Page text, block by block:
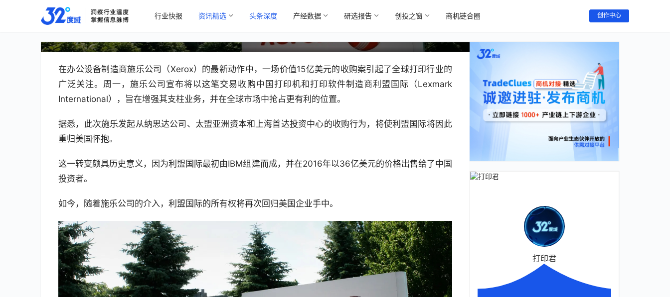
行业快报 资讯精选 头条深度 产经数据 研选报告 创投之窗 商机链合圈 创作中心
施乐15亿美元收购利盟国际，纳思达终归守不住？
在办公设备制造商施乐公司（Xerox）的最新动作中，一场价值15亿美元的收购案引起了全球打印行业的
广泛关注。周一，施乐公司宣布将以这笔交易收购中国打印机和打印软件制造商利盟国际（Lexmark
International），旨在增强其支柱业务，并在全球市场中抢占更有利的位置。
据悉，此次施乐发起从纳思达公司、太盟亚洲资本和上海首达投资中心的收购行为，将使利盟国际将因此
重归美国怀抱。
这一转变颇具历史意义，因为利盟国际最初由IBM组建而成，并在2016年以36亿美元的价格出售给了中国
投资者。
如今，随着施乐公司的介入，利盟国际的所有权将再次回归美国企业手中。
打印君